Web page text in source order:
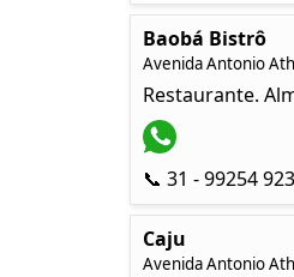
Baobá Bistrô
Avenida Antonio
Restaurante.
📞 31 - 99254
Caju
Avenida Antonio